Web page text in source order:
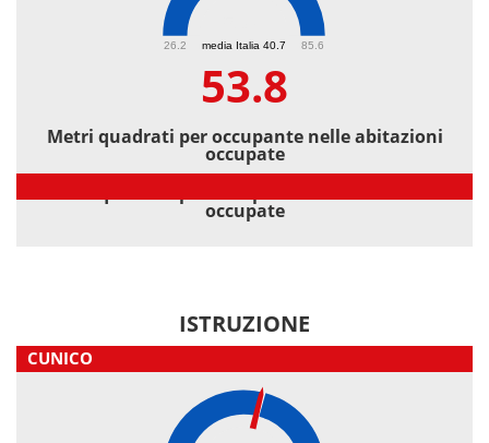
media Italia 40.7
26.2 85.6
53.8
Metri quadrati per occupante nelle abitazioni
occupate
occupate
ISTRUZIONE
CUNICO